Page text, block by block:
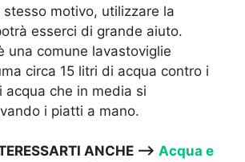
stesso motivo, utilizzare la
esserci di grande aiuto.
una comune lavastoviglie
circa 15 litri di acqua contro i
acqua che in media si
i piatti a mano.
ANCHE —-> Acqua e